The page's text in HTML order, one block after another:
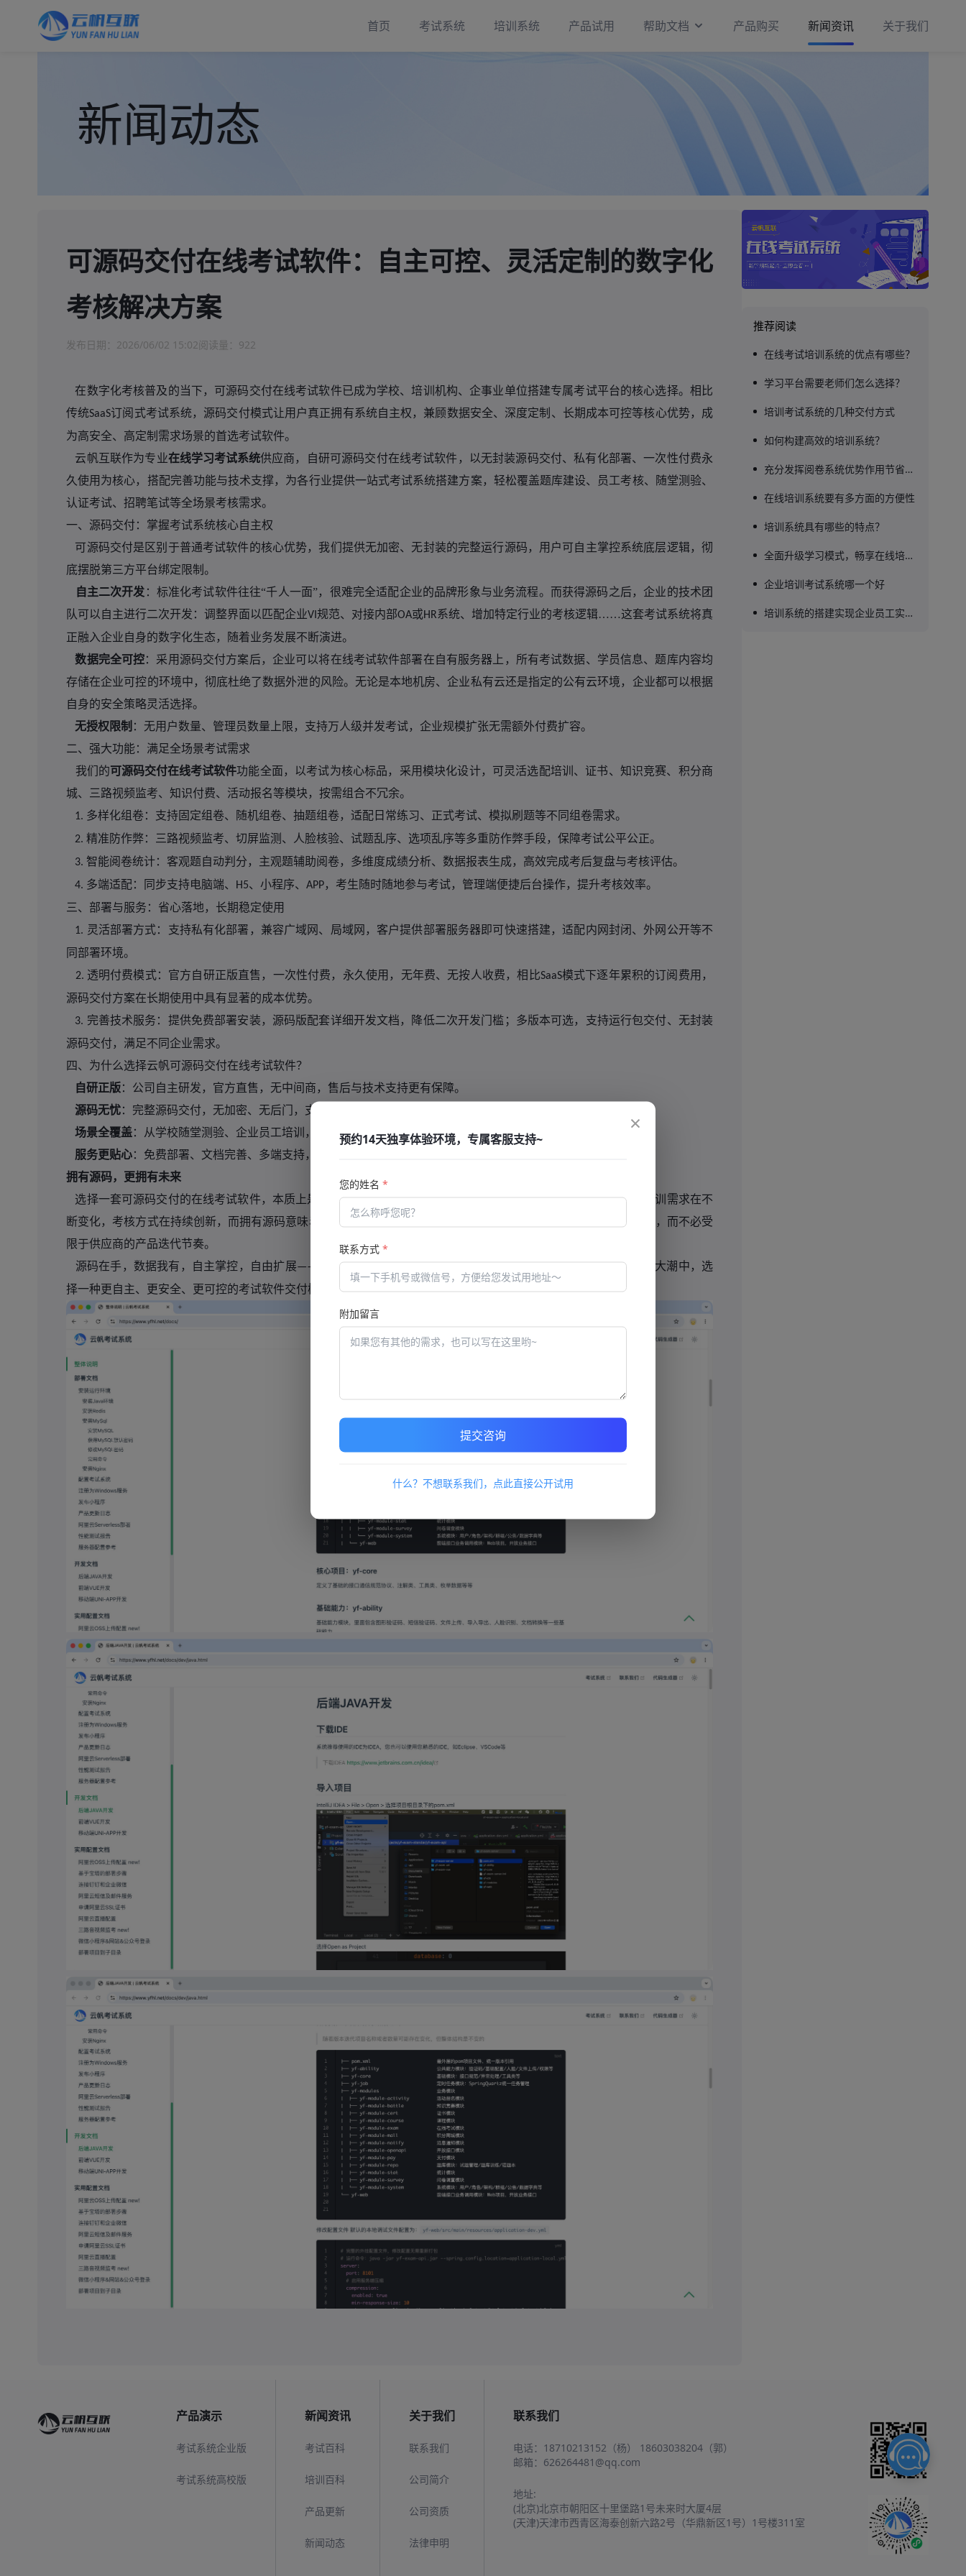
首页 考试系统 培训系统 产品试用 帮助文档 产品购买 新闻资讯 关于我们
新闻动态
可源码交付在线考试软件：自主可控、灵活定制的数字化
考核解决方案
发布日期： 2026/06/02 15:02阅读量： 922
在数字化考核普及的当下，可源码交付在线考试软件已成为学校、培训机构、企事业单位搭建专属考试平台的核心选择。相比
传统SaaS订阅式考试系统，源码交付模式让用户真正拥有系统自主权，兼顾数据安全、深度定制、长期成本可控等核心优势，成
为高安全、高定制需求场景的首选考试软件。
云帆互联作为专业在线学习考试系统供应商，自研可源码交付在线考试软件，以无封装源码交付、私有化部署、一次性付费永
久使用为核心，搭配完善功能与技术支撑，为各行业提供一站式考试系统搭建方案，轻松覆盖题库建设、员工考核、随堂测验、
认证考试、招聘笔试等全场景考核需求。
一、源码交付：掌握考试系统核心自主权
可源码交付是区别于普通考试软件的核心优势，我们提供无加密、无封装的完整运行源码，用户可自主掌控系统底层逻辑，彻
底摆脱第三方平台绑定限制。
自主二次开发 ：标准化考试软件往往“千人一面”，很难完全适配企业的品牌形象与业务流程。而获得源码之后，企业的技术团
队可以自主进行二次开发：调整界面以匹配企业VI 规范、对接内部OA或HR系统、增加特定行业的考核逻辑……这套考试系统将真
正融入企业自身的数字化生态，随着业务发展不断演进。
数据完全可控： 采用源码交付方案后，企业可以将在线考试软件部署在自有服务器上，所有考试数据、学员信息、题库内容均
存储在企业可控的环境中，彻底杜绝了数据外泄的风险。无论是本地机房、企业私有云还是指定的公有云环境，企业都可以根据
自身的安全策略灵活选择。
无授权限制 ：无用户数量、管理员数量上限，支持万人级并发考试，企业规模扩张无需额外付费扩容。
二、强大功能：满足全场景考试需求
我们的可源码交付在线考试软件功能全面，以考试为核心标品，采用模块化设计，可灵活选配培训、证书、知识竞赛、积分商
城、三路视频监考、知识付费、活动报名等模块，按需组合不冗余。
1. 多样化组卷：支持固定组卷、随机组卷、抽题组卷，适配日常练习、正式考试、模拟刷题等不同组卷需求。
2. 精准防作弊：三路视频监考、切屏监测、人脸核验、试题乱序、选项乱序等多重防作弊手段，保障考试公平公正。
3. 智能阅卷统计：客观题自动判分，主观题辅助阅卷，多维度成绩分析、数据报表生成，高效完成考后复盘与考核评估。
4. 多端适配：同步支持电脑端、 H5、小程序、 APP，考生随时随地参与考试，管理端便捷后台操作，提升考核效率。
三、部署与服务：省心落地，长期稳定使用
1. 灵活部署方式：支持私有化部署，兼容广域网、局域网，客户提供部署服务器即可快速搭建，适配内网封闭、外网公开等不
同部署环境。
2. 透明付费模式：官方自研正版直售，一次性付费，永久使用，无年费、无按人收费，相比SaaS模式下逐年累积的订阅费用，
源码交付方案在长期使用中具有显著的成本优势。
3. 完善技术服务：提供免费部署安装，源码版配套详细开发文档，降低二次开发门槛；多版本可选，支持运行包交付、无封装
源码交付，满足不同企业需求。
四、为什么选择云帆可源码交付在线考试软件？
自研正版：公司自主研发，官方直售，无中间商，售后与技术支持更有保障。
源码无忧：完整源码交付，无加密、无后门，支持深度定制与二次开发，系统长期适配业务迭代。
场景全覆盖：从学校随堂测验、企业员工培训，到金融认证考试、医疗知识竞赛，全行业适配。
服务更贴心：免费部署、文档完善、多端支持，一站式解决考试系统搭建、使用、迭代全流程问题。
拥有源码，更拥有未来
选择一套可源码交付的在线考试软件，本质上是在为企业的数字化学习体系投资一个可持续进化的底座。企业的培训需求在不
断变化，考核方式在持续创新，而拥有源码意味着企业永远可以根据未来的需要，自主地对考试系统进行升级和改造，而不必受
限于供应商的产品迭代节奏。
源码在手，数据我有，自主掌控，自由扩展——
这正是可源码交付在线考试软件的核心价值所在。在数字化转型的大潮中，选
择一种更自主、更安全、更可控的考试软件交付模式，无疑是值得每一家企业认真考量的战略决策。
推荐阅读
在线考试培训系统的优点有哪些？
学习平台需要老师们怎么选择？
培训考试系统的几种交付方式
如何构建高效的培训系统？
充分发挥阅卷系统优势作用节省考试管理成本
在线培训系统要有多方面的方便性
培训系统具有哪些的特点？
全面升级学习模式，畅享在线培训考试系统
企业培训考试系统哪一个好
培训系统的搭建实现企业员工实时在线学习的需求
产品演示
考试系统企业版
考试系统高校版
新闻资讯
考试百科
培训百科
产品更新
新闻动态
关于我们
联系我们
公司简介
公司资质
法律申明
联系我们
电话： 18710213152（杨）
18603038204（郭）
邮箱： 626264481@qq.com
地址:
(北京)北京市朝阳区十里堡路1号未来时大厦4层
(天津)天津市西青区海泰创新六路2号（华鼎新区1号）1号楼311室
×
预约14天独享体验环境，专属客服支持~
您的姓名 *
联系方式 *
附加留言
提交咨询
什么？不想联系我们，点此直接公开试用